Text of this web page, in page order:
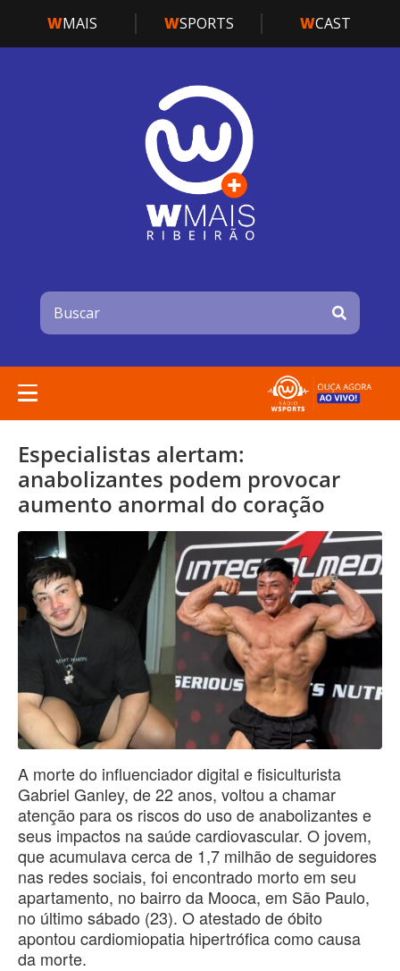
WMAIS WSPORTS WCAST
Especialistas alertam:
anabolizantes podem provocar
aumento anormal do coração
A morte do influenciador digital e fisiculturista
Gabriel Ganley, de 22 anos, voltou a chamar
atenção para os riscos do uso de anabolizantes e
seus impactos na saúde cardiovascular. O jovem,
que acumulava cerca de 1,7 milhão de seguidores
nas redes sociais, foi encontrado morto em seu
apartamento, no bairro da Mooca, em São Paulo,
no último sábado (23). O atestado de óbito
apontou cardiomiopatia hipertrófica como causa
da morte.